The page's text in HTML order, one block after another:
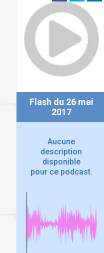
Flash du 26 mai
2017
Aucune
description
disponible
pour ce podcast.